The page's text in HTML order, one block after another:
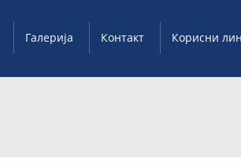
Галерија Контакт Корисни